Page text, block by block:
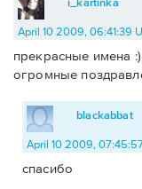
April 10 2009, 06:41:39
прекрасные имена :)
огромные
blackabbat
April 10 2009,
спасибо